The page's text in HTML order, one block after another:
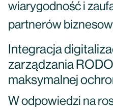
wiarygodność i
partnerów
Integracja
zarządzania
maksymalnej
W odpowiedzi na